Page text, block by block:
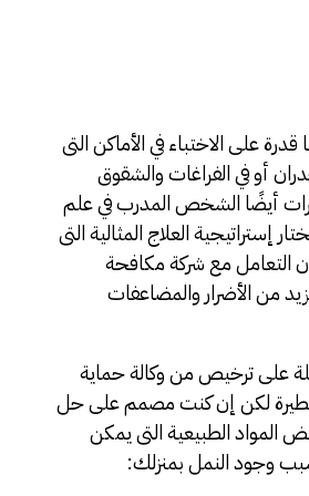
على الاختباء في الأماكن التى
أو في الفراغات والشقوق
أيضًا الشخص المدرب في علم
العلاج المثالية التى
التعامل مع شركة مكافحة
من الأضرار والمضاعفات
على ترخيص من وكالة حماية
لكن إن كنت مصمم على حل
الطبيعية التى يمكن
وجود النمل بمنزلك: